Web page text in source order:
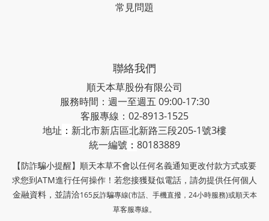
常見問題
聯絡我們
順天本草股份有限公司
服務時間：週一至週五 09:00-17:30
客服專線：02-8913-1525
地址 ： 新北市新店區北新路三段205-1號3樓
統一編號 ： 80183889
【防詐騙小提醒】順天本草不會以任何名義通知更改付款方式或要
求您到ATM進行任何操作！若您接獲疑似電話，請勿提供任何個人
金融資料，並請洽165反詐騙專線(市話、手機直撥，24小時服務)或順天本
草客服專線。